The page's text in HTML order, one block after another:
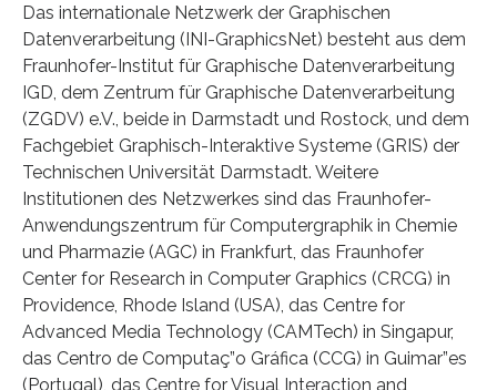
Das internationale Netzwerk der Graphischen
Datenverarbeitung (INI-GraphicsNet) besteht aus dem
Fraunhofer-Institut für Graphische Datenverarbeitung
IGD, dem Zentrum für Graphische Datenverarbeitung
(ZGDV) e.V., beide in Darmstadt und Rostock, und dem
Fachgebiet Graphisch-Interaktive Systeme (GRIS) der
Technischen Universität Darmstadt. Weitere
Institutionen des Netzwerkes sind das Fraunhofer-
Anwendungszentrum für Computergraphik in Chemie
und Pharmazie (AGC) in Frankfurt, das Fraunhofer
Center for Research in Computer Graphics (CRCG) in
Providence, Rhode Island (USA), das Centre for
Advanced Media Technology (CAMTech) in Singapur,
das Centro de Computaç”o Gráfica (CCG) in Guimar”es
(Portugal), das Centre for Visual Interaction and